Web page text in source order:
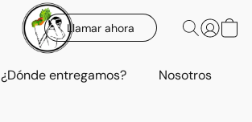
Llamar ahora
¿Dónde entregamos? Nosotros